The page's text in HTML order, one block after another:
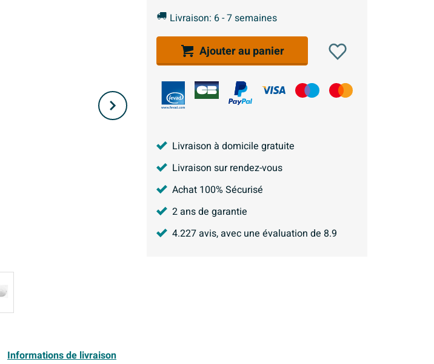
Livraison: 6 - 7 semaines
Ajouter au panier
Livraison à domicile gratuite
Livraison sur rendez-vous
Achat 100% Sécurisé
2 ans de garantie
4.227avis, avec une évaluation de 8.9
Informations de livraison